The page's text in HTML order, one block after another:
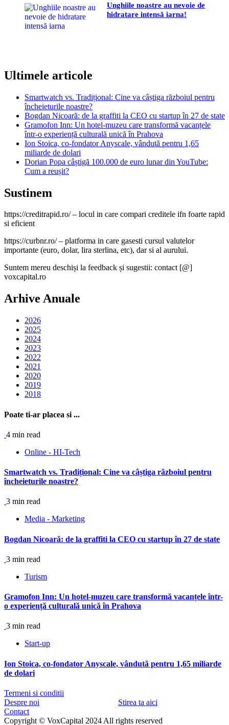
Unghiile noastre au nevoie de
hidratare intensă iarna!
Ultimele articole
Smartwatch vs. Tradițional: Cine va câștiga războiul pentru
încheieturile noastre?
Bogdan Nicoară: de la graffiti la CEO cu startup în 27 de state
Gramofon Inn: Un hotel-muzeu care transformă vacanțele
într-o experiență culturală unică în Prahova
Ion Stoica, co-fondator Anyscale, vândută pentru 1,65
miliarde de dolari
Dorian Popa câștigă 100.000 de euro lunar din YouTube:
Cum a reușit?
Sustinem
https://creditrapid.ro/ – locul in care compari creditele ifn foarte rapid
si eficient
https://curbnr.ro/ – platforma in care gasesti cursul valutelor
importante (euro, dolar, lira sterlina, etc), dar si al aurului.
Suntem mereu deschiși la feedback și sugestii: contact [@]
voxcapital.ro
Arhive Anuale
2026
2025
2024
2023
2022
2021
2020
2019
2018
Poate ti-ar placea si ...
4 min read
Online - HI-Tech
Smartwatch vs. Tradițional: Cine va câștiga războiul pentru
încheieturile noastre?
3 min read
Media - Marketing
Bogdan Nicoară: de la graffiti la CEO cu startup în 27 de state
3 min read
Turism
Gramofon Inn: Un hotel-muzeu care transformă vacanțele într-
o experiență culturală unică în Prahova
3 min read
Start-up
Ion Stoica, co-fondator Anyscale, vândută pentru 1,65 miliarde
de dolari
Termeni si conditii
Despre noi
Stirea ta aici
Contact
Copyright © VoxCapital 2024 All rights reserved